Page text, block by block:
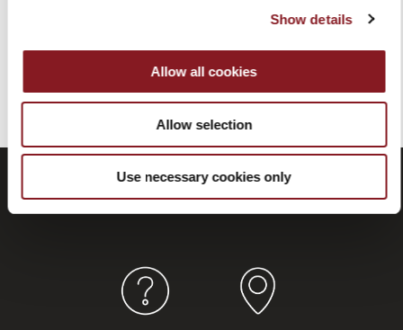
Show details
Allow all cookies
Allow selection
Use necessary cookies only
Hai visualizzato tutti i prodotti della categoria